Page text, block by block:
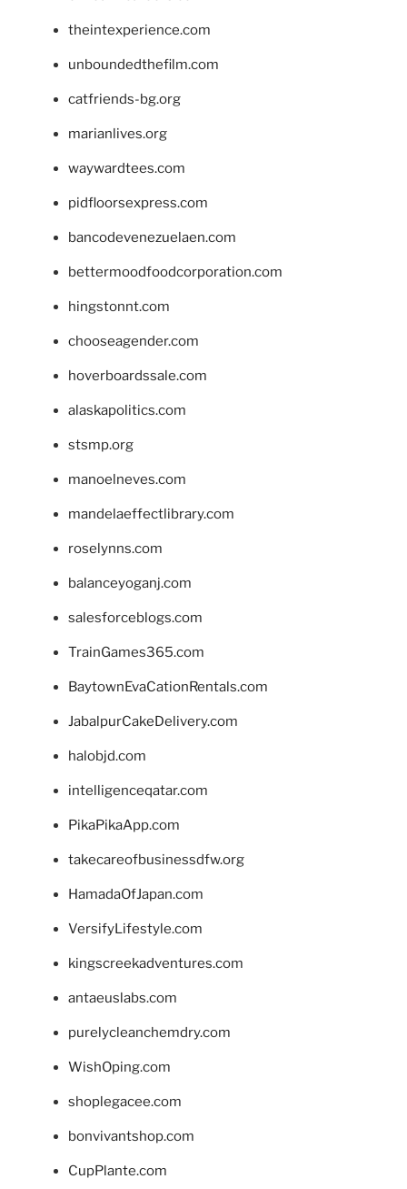
theintexperience.com
unboundedthefilm.com
catfriends-bg.org
marianlives.org
waywardtees.com
pidfloorsexpress.com
bancodevenezuelaen.com
bettermoodfoodcorporation.com
hingstonnt.com
chooseagender.com
hoverboardssale.com
alaskapolitics.com
stsmp.org
manoelneves.com
mandelaeffectlibrary.com
roselynns.com
balanceyoganj.com
salesforceblogs.com
TrainGames365.com
BaytownEvaCationRentals.com
JabalpurCakeDelivery.com
halobjd.com
intelligenceqatar.com
PikaPikaApp.com
takecareofbusinessdfw.org
HamadaOfJapan.com
VersifyLifestyle.com
kingscreekadventures.com
antaeuslabs.com
purelycleanchemdry.com
WishOping.com
shoplegacee.com
bonvivantshop.com
CupPlante.com